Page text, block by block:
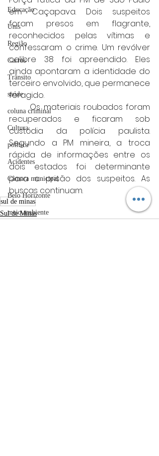
Educação
Unis
Região
Carros
Trânsito
saúde
coluna criminal
Cultura
politica
Acidentes
Câmara municipal
Belo Horizonte
meio ambiente
em Caçapava. Dois suspeitos
foram presos em flagrante,
reconhecidos pelas vítimas e
confessaram o crime. Um revólver
calibre 38 foi apreendido. Eles
ainda apontaram a identidade do
terceiro envolvido, que permanece
foragido.
	Os materiais roubados foram
recuperados e ficaram sob
custódia da polícia paulista.
Segundo a PM mineira, a troca
rápida de informações entre os
dois estados foi determinante
para a prisão dos suspeitos. As
buscas continuam.
sul de minas
Sul de Minas